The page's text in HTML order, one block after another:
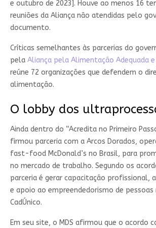
e outubro de 2023]. Houve ao menos 16
reuniões da Aliança não atendidas pelo
documento.
Críticas semelhantes às parcerias do
pela Aliança pela Alimentação Adequada
reúne 72 organizações que defendem o
alimentação.
O lobby dos
Ainda dentro do “Acredita no Primeiro
firmou parceria com a Arcos Dorados,
fast-food McDonald’s no Brasil, para
no mercado de trabalho. Segundo os
parceria é gerar capacitação profissional,
e apoio ao empreendedorismo de pessoas
CadÚnico.
Em seu site, o MDS afirmou que o acordo